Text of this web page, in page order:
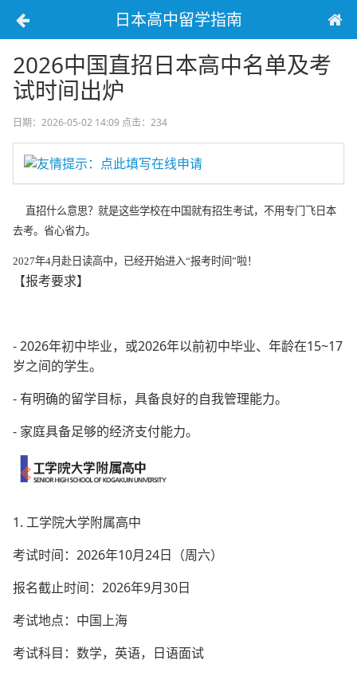
日本高中留学指南
2026中国直招日本高中名单及考
试时间出炉
日期：2026-05-02 14:09 点击：234
友情提示：点此填写在线申请
直招什么意思？就是这些学校在中国就有招生考试，不用专门飞日本
去考。省心省力。
2027年4月赴日读高中，已经开始进入“报考时间”啦！
【报考要求】
- 2026年初中毕业，或2026年以前初中毕业、年龄在15~17
岁之间的学生。
- 有明确的留学目标，具备良好的自我管理能力。
- 家庭具备足够的经济支付能力。
1. 工学院大学附属高中
考试时间：2026年10月24日（周六）
报名截止时间：2026年9月30日
考试地点：中国上海
考试科目：数学，英语，日语面试